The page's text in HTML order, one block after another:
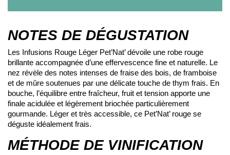
NOTES DE DÉGUSTATION
Les Infusions Rouge Léger Pet’Nat’ dévoile une robe rouge
brillante accompagnée d’une effervescence fine et naturelle. Le
nez révèle des notes intenses de fraise des bois, de framboise
et de mûre soutenues par une délicate touche de thym frais. En
bouche, l’équilibre entre fraîcheur, fruit et tension apporte une
finale acidulée et légèrement briochée particulièrement
gourmande. Léger et très accessible, ce Pet’Nat’ rouge se
déguste idéalement frais.
MÉTHODE DE VINIFICATION